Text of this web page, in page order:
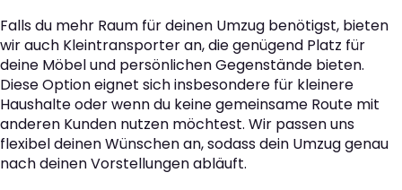
Falls du mehr Raum für deinen Umzug benötigst, bieten
wir auch Kleintransporter an, die genügend Platz für
deine Möbel und persönlichen Gegenstände bieten.
Diese Option eignet sich insbesondere für kleinere
Haushalte oder wenn du keine gemeinsame Route mit
anderen Kunden nutzen möchtest. Wir passen uns
flexibel deinen Wünschen an, sodass dein Umzug genau
nach deinen Vorstellungen abläuft.